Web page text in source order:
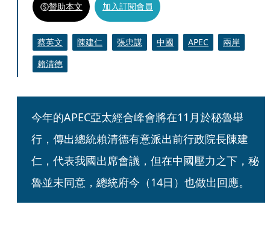
贊助本文 加入訂閱會員
蔡英文 陳建仁 張忠謀 中國 APEC
兩岸
賴清德
今年的APEC亞太經合峰會將在11月於秘魯舉
行，傳出總統賴清德有意派出前行政院長陳建
仁，代表我國出席會議，但在中國壓力之下，秘
魯並未同意，總統府今（14日）也做出回應。